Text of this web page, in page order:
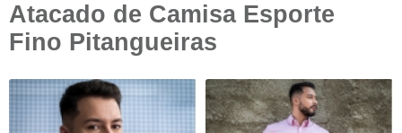
Atacado de Camisa Esporte
Fino Pitangueiras